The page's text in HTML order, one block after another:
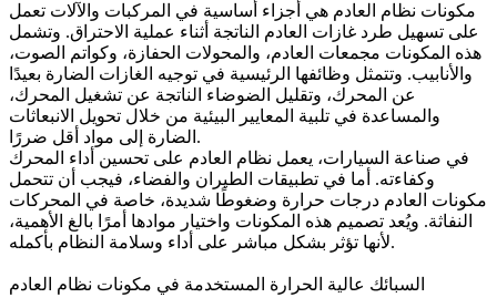
مكونات نظام العادم هي أجزاء أساسية في المركبات والآلات تعمل
على تسهيل طرد غازات العادم الناتجة أثناء عملية الاحتراق. وتشمل
هذه المكونات مجمعات العادم، والمحولات الحفازة، وكواتم الصوت،
والأنابيب. وتتمثل وظائفها الرئيسية في توجيه الغازات الضارة بعيدًا
عن المحرك، وتقليل الضوضاء الناتجة عن تشغيل المحرك،
والمساعدة في تلبية المعايير البيئية من خلال تحويل الانبعاثات
الضارة إلى مواد أقل ضررًا.
في صناعة السيارات، يعمل نظام العادم على تحسين أداء المحرك
وكفاءته. أما في تطبيقات الطيران والفضاء، فيجب أن تتحمل
مكونات العادم درجات حرارة وضغوطًا شديدة، خاصة في المحركات
النفاثة. ويُعد تصميم هذه المكونات واختيار موادها أمرًا بالغ الأهمية،
لأنها تؤثر بشكل مباشر على أداء وسلامة النظام بأكمله.
السبائك عالية الحرارة المستخدمة في مكونات نظام العادم